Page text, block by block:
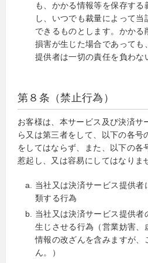
も、かかる情報等を保存する
し、いつでも裁量によって
できるものとします。かかる
損害が生じた場合であっても
提供者は一切の責任を負わな
第８条（禁止行為）
お客様は、本サービス及び決済サ
ら又は第三者をして、以下の各号
をしてはならず、また、以下の各
惹起し、又は容易にしてはなりま
当社又は決済サービス提供者
類する行為
当社又は決済サービス提供者
生じさせる行為（営業妨害、
情報の改ざんを含みますが、
ん。）